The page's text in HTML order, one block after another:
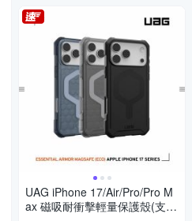
UAG iPhone 17/Air/Pro/Pro M
ax 磁吸耐衝擊輕量保護殼(支援